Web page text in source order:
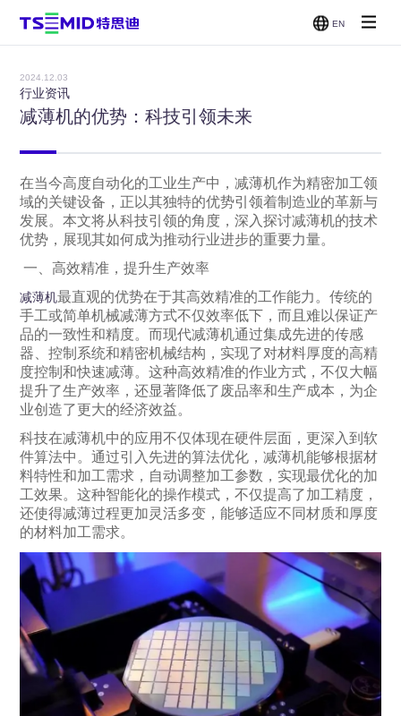
EN
贴片/刷
洗机
2024.12.03
行业资讯
减薄机的优势：科技引领未来
在当今高度自动化的工业生产中，减薄机作为精密加工领
域的关键设备，正以其独特的优势引领着制造业的革新与
发展。本文将从科技引领的角度，深入探讨减薄机的技术
优势，展现其如何成为推动行业进步的重要力量。
一、高效精准，提升生产效率
减薄机最直观的优势在于其高效精准的工作能力。传统的
手工或简单机械减薄方式不仅效率低下，而且难以保证产
品的一致性和精度。而现代减薄机通过集成先进的传感
器、控制系统和精密机械结构，实现了对材料厚度的高精
度控制和快速减薄。这种高效精准的作业方式，不仅大幅
提升了生产效率，还显著降低了废品率和生产成本，为企
业创造了更大的经济效益。
科技在减薄机中的应用不仅体现在硬件层面，更深入到软
件算法中。通过引入先进的算法优化，减薄机能够根据材
料特性和加工需求，自动调整加工参数，实现最优化的加
工效果。这种智能化的操作模式，不仅提高了加工精度，
还使得减薄过程更加灵活多变，能够适应不同材质和厚度
的材料加工需求。